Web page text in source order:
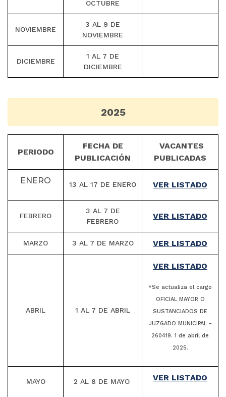
OCTUBRE
NOVIEMBRE
3 AL 9 DE
NOVIEMBRE
DICIEMBRE
1 AL 7 DE
DICIEMBRE
2025
PERIODO
FECHA DE
PUBLICACIÓN
VACANTES
PUBLICADAS
ENERO 13 AL 17 DE ENERO VER LISTADO
FEBRERO
3 AL 7 DE
FEBRERO
VER LISTADO
MARZO 3 AL 7 DE MARZO VER LISTADO
ABRIL 1 AL 7 DE ABRIL
VER LISTADO
*Se actualiza el cargo
OFICIAL MAYOR O
SUSTANCIADOS DE
JUZGADO MUNICIPAL -
260419. 1 de abril de
2025.
MAYO 2 AL 8 DE MAYO VER LISTADO